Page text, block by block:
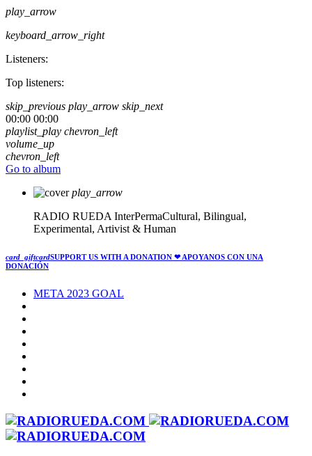
play_arrow
keyboard_arrow_right
Listeners:
Top listeners:
skip_previous play_arrow skip_next
00:00 00:00
playlist_play chevron_left
volume_up
chevron_left
Go to album
play_arrow
RADIO RUEDA InterPermaCultural, Bilingual,
Experimental, Artivist & Human
card_giftcardSUPPORT US WITH A DONATION ❤ APOYANOS CON UNA
DONACIÓN
META 2023 GOAL